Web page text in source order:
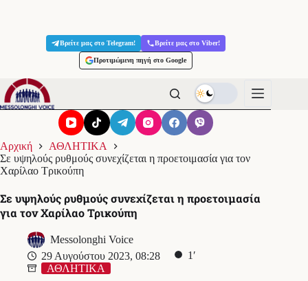
Βρείτε μας στο Telegram! Βρείτε μας στο Viber!
Προτιμώμενη πηγή στο Google
Αρχική
ΑΘΛΗΤΙΚΑ
Σε υψηλούς ρυθμούς συνεχίζεται η προετοιμασία για τον
Χαρίλαο Τρικούπη
Σε υψηλούς ρυθμούς συνεχίζεται η προετοιμασία
για τον Χαρίλαο Τρικούπη
Messolonghi Voice
29 Αυγούστου 2023, 08:28
1′
ΑΘΛΗΤΙΚΑ